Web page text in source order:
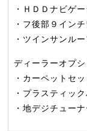
・ＨＤＤナビゲ
・フ後部９イン
・ツインサンルー
ディーラーオプシ
・カーペットセッ
・プラスティッ
・地デジチューナ